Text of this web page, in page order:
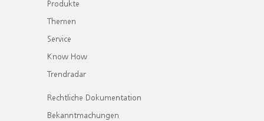
Produkte
Themen
Service
Know How
Trendradar
Rechtliche Dokumentation
Bekanntmachungen